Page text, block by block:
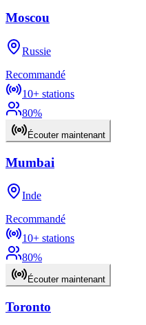
Moscou
Russie
Recommandé
10+ stations
80%
Écouter maintenant
Mumbai
Inde
Recommandé
10+ stations
80%
Écouter maintenant
Toronto